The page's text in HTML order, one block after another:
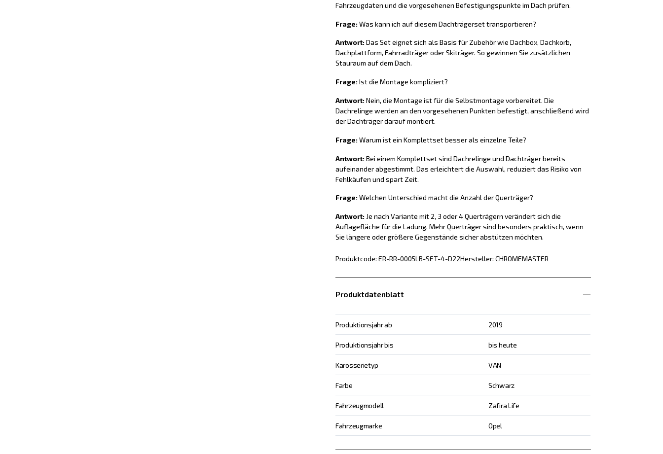
Fahrzeugdaten und die vorgesehenen Befestigungspunkte im Dach prüfen.
Frage:Was kann ich auf diesem Dachträgerset transportieren?
Antwort:Das Set eignet sich als Basis für Zubehör wie Dachbox, Dachkorb,
Dachplattform, Fahrradträger oder Skiträger. So gewinnen Sie zusätzlichen
Stauraum auf dem Dach.
Frage:Ist die Montage kompliziert?
Antwort:Nein, die Montage ist für die Selbstmontage vorbereitet. Die
Dachrelinge werden an den vorgesehenen Punkten befestigt, anschließend wird
der Dachträger darauf montiert.
Frage:Warum ist ein Komplettset besser als einzelne Teile?
Antwort:Bei einem Komplettset sind Dachrelinge und Dachträger bereits
aufeinander abgestimmt. Das erleichtert die Auswahl, reduziert das Risiko von
Fehlkäufen und spart Zeit.
Frage:Welchen Unterschied macht die Anzahl der Querträger?
Antwort:Je nach Variante mit 2, 3 oder 4 Querträgern verändert sich die
Auflagefläche für die Ladung. Mehr Querträger sind besonders praktisch, wenn
Sie längere oder größere Gegenstände sicher abstützen möchten.
Produktcode: ER-RR-0005LB-SET-4-D22Hersteller: CHROMEMASTER
Produktdatenblatt
Produktionsjahr ab 2019
Produktionsjahr bis bis heute
Karosserietyp VAN
Farbe Schwarz
Fahrzeugmodell Zafira Life
Fahrzeugmarke Opel